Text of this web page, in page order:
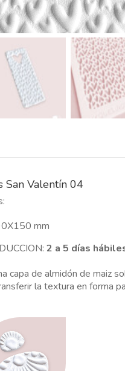
San Valentín 04
mm
2 a 5 días
capa de almidón de maiz
la textura en forma